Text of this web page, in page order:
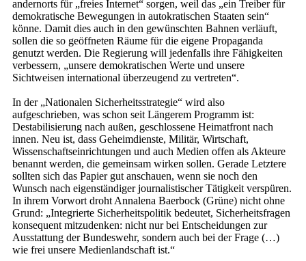
andernorts für „freies Internet“ sorgen, weil das „ein Treiber für
demokratische Bewegungen in autokratischen Staaten sein“
könne. Damit dies auch in den gewünschten Bahnen verläuft,
sollen die so geöffneten Räume für die eigene Propaganda
genutzt werden. Die Regierung will jedenfalls ihre Fähigkeiten
verbessern, „unsere demokratischen Werte und unsere
Sichtweisen international überzeugend zu vertreten“.
In der „Nationalen Sicherheitsstrategie“ wird also
aufgeschrieben, was schon seit Längerem Programm ist:
Destabilisierung nach außen, geschlossene Heimatfront nach
innen. Neu ist, dass Geheimdienste, Militär, Wirtschaft,
Wissenschaftseinrichtungen und auch Medien offen als Akteure
benannt werden, die gemeinsam wirken sollen. Gerade Letztere
sollten sich das Papier gut anschauen, wenn sie noch den
Wunsch nach eigenständiger journalistischer Tätigkeit verspüren.
In ihrem Vorwort droht Annalena Baerbock (Grüne) nicht ohne
Grund: „Integrierte Sicherheitspolitik bedeutet, Sicherheitsfragen
konsequent mitzudenken: nicht nur bei Entscheidungen zur
Ausstattung der Bundeswehr, sondern auch bei der Frage (…)
wie frei unsere Medienlandschaft ist.“